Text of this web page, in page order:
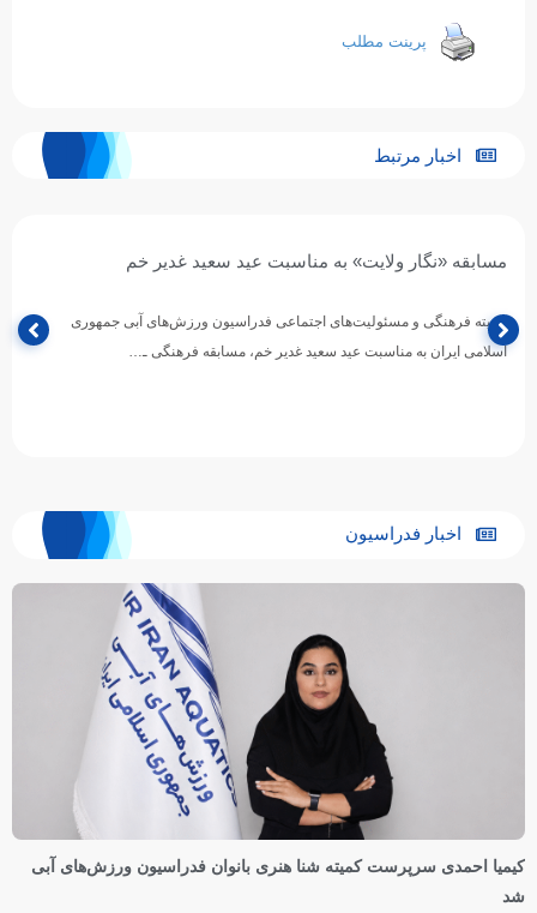
پرینت مطلب
اخبار مرتبط
مسابقه «نگار ولایت» به مناسبت عید سعید غدیر خم
کمیته فرهنگی و مسئولیت‌های اجتماعی فدراسیون ورزش‌های آبی جمهوری
اسلامی ایران به مناسبت عید سعید غدیر خم، مسابقه فرهنگی ـ…
اخبار فدراسیون
کیمیا احمدی سرپرست کمیته شنا هنری بانوان فدراسیون ورزش‌های آبی
شد